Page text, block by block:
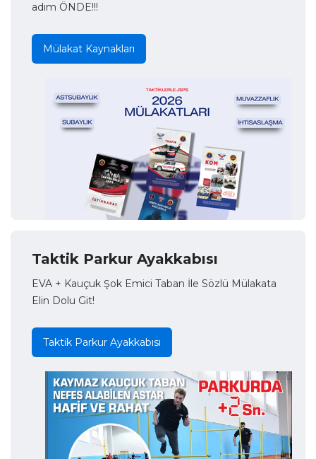
adım ÖNDE!!!
Mülakat Kaynakları
Taktik Parkur Ayakkabısı
EVA + Kauçuk Şok Emici Taban İle Sözlü Mülakata
Elin Dolu Git!
Taktik Parkur Ayakkabısı